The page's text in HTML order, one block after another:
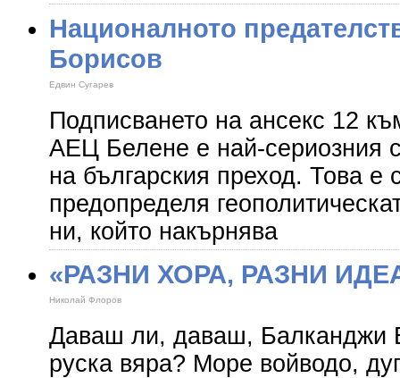
Националното
Борисов
Едвин Сугарев
Подписването на ансекс 12
АЕЦ Белене е най-сериозния
на българския преход. Това е
предопределя
ни, който накърнява
«РАЗНИ ХОРА, РАЗНИ
Николай Флоров
Даваш ли, даваш, Балканджи
руска вяра? Море войводо,